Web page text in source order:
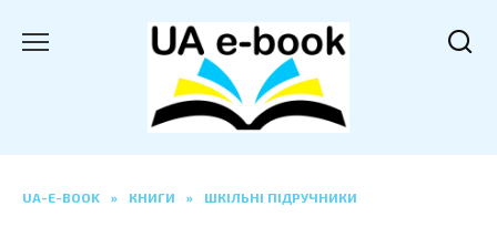
UA-E-BOOK » КНИГИ » ШКІЛЬНІ ПІДРУЧНИКИ